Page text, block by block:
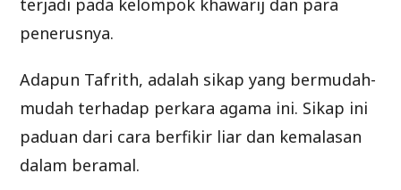
terjadi pada kelompok khawarij dan para
penerusnya.
Adapun Tafrith, adalah sikap yang bermudah-
mudah terhadap perkara agama ini. Sikap ini
paduan dari cara berfikir liar dan kemalasan
dalam beramal.